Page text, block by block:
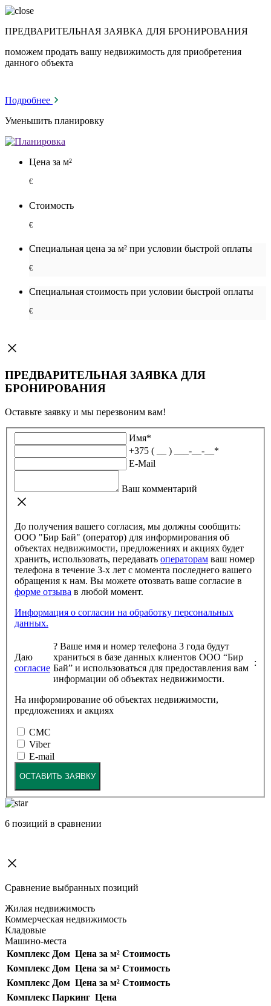
ПРЕДВАРИТЕЛЬНАЯ ЗАЯВКА ДЛЯ БРОНИРОВАНИЯ
поможем продать вашу недвижимость для приобретения
данного объекта
Подробнее
Уменьшить планировку
Цена за м²
€
Стоимость
€
Специальная цена за м² при условии быстрой оплаты
€
Специальная cтоимость при условии быстрой оплаты
€
ПРЕДВАРИТЕЛЬНАЯ ЗАЯВКА ДЛЯ
БРОНИРОВАНИЯ
Оставьте заявку и мы перезвоним вам!
Имя*
+375 ( __ ) ___-__-__ *
E-Mail
Ваш комментарий
До получения вашего согласия, мы должны сообщить:
ООО "Бир Бай" (оператор) для информирования об
объектах недвижимости, предложениях и акциях будет
хранить, использовать, передавать операторам
телефона в течение 3-х лет с момента последнего вашего
обращения к нам. Вы можете отозвать ваше согласие в
форме отзыва
в любой момент.
Информация о согласии на обработку персональных
данных.
Даю
согласие
? Ваше имя и номер телефона 3 года будут
храниться в базе данных клиентов ООО “Бир
Бай” и использоваться для предоставления вам
информации об объектах недвижимости.
:
На информирование об объектах недвижимости,
предложениях и акциях
СМС
Viber
E-mail
ОСТАВИТЬ ЗАЯВКУ
6 позиций в сравнении
Сравнение выбранных позиций
Жилая недвижимость
Коммерческая недвижимость
Кладовые
Машино-места
Комплекс Дом Цена за м² Стоимость
Комплекс Дом Цена за м² Стоимость
Комплекс Дом Цена за м² Стоимость
Комплекс Паркинг Цена